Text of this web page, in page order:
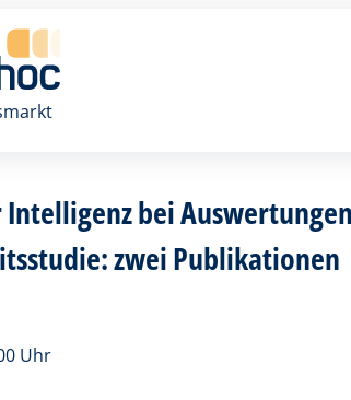
bei
zwei Publikationen
Uhr